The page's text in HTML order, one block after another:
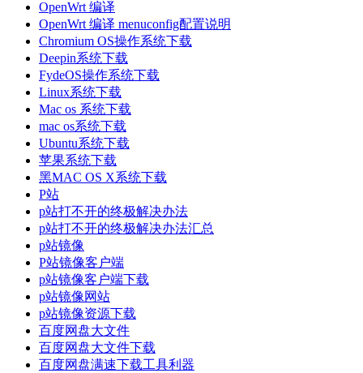
OpenWrt 编译
OpenWrt 编译 menuconfig配置说明
Chromium OS操作系统下载
Deepin系统下载
FydeOS操作系统下载
Linux系统下载
Mac os 系统下载
mac os系统下载
Ubuntu系统下载
苹果系统下载
黑MAC OS X系统下载
P站
p站打不开的终极解决办法
p站打不开的终极解决办法汇总
p站镜像
P站镜像客户端
p站镜像客户端下载
p站镜像网站
p站镜像资源下载
百度网盘大文件
百度网盘大文件下载
百度网盘满速下载工具利器